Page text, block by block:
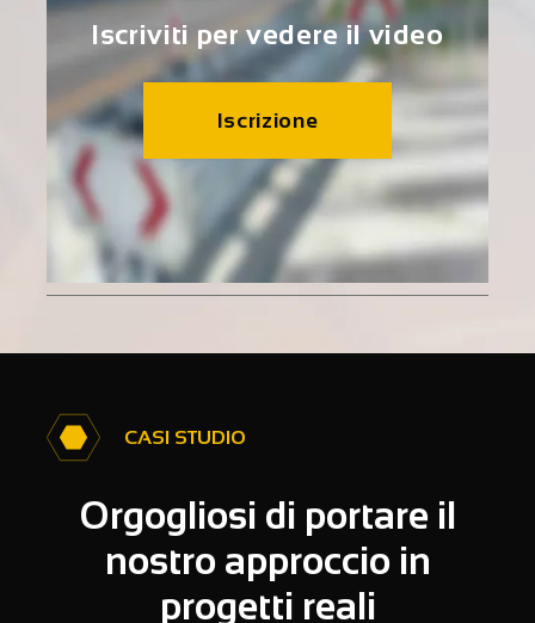
Iscriviti per vedere il video
Iscrizione
CASI STUDIO
Orgogliosi di portare il
nostro approccio in
progetti reali